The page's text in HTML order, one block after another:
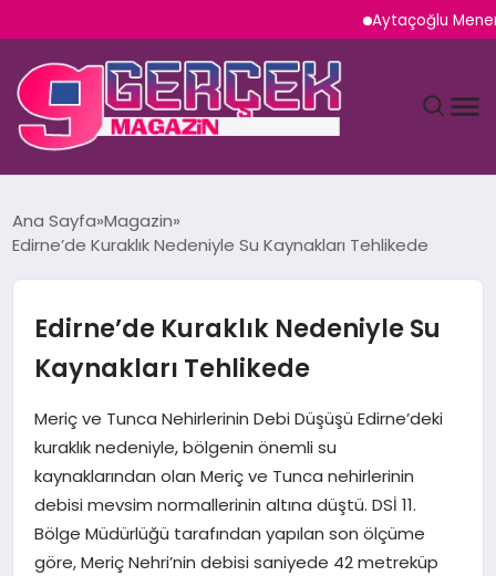
Aytaçoğlu
SPOR
TEKNOLOJI
SAĞLIK
SIYASET
EKONOMI
Ana Sayfa Magazin
Edirne’de Kuraklık Nedeniyle Su Kaynakları Tehlikede
Edirne’de Kuraklık Nedeniyle Su
Kaynakları Tehlikede
Meriç ve Tunca Nehirlerinin Debi Düşüşü Edirne’deki
kuraklık nedeniyle, bölgenin önemli su
kaynaklarından olan Meriç ve Tunca nehirlerinin
debisi mevsim normallerinin altına düştü. DSİ 11.
Bölge Müdürlüğü tarafından yapılan son ölçüme
göre, Meriç Nehri’nin debisi saniyede 42 metreküp